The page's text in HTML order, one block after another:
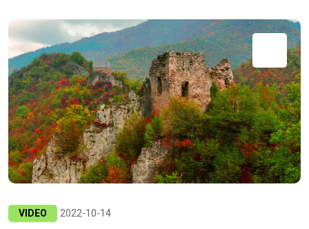
VIDEO 2022-10-14